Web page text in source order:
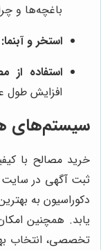
باغچه‌ها و
استخر و آبنما:
استفاده از
افزایش طول
سیستم‌های
خرید مصالح با
ثبت آگهی در سایت
دکوراسیون به
یابد. همچنین
تخصصی، انتخاب